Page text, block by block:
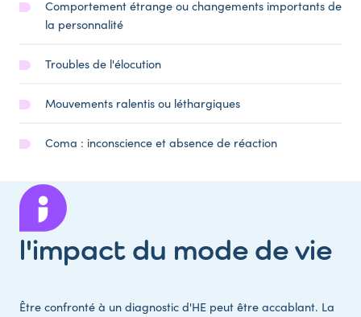
Comportement étrange ou changements importants de
la personnalité
Troubles de l'élocution
Mouvements ralentis ou léthargiques
Coma : inconscience et absence de réaction
l'impact du mode de vie
Être confronté à un diagnostic d'HE peut être accablant. La